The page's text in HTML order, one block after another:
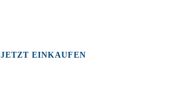
JETZT EINKAUFEN